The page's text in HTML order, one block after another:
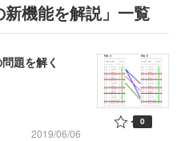
新機能を解説」一覧
題を解く
2019/06/06
0